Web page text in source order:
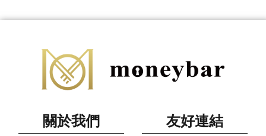
關於我們 友好連結